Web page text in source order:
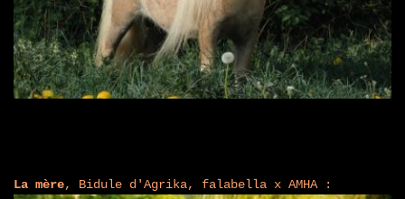
La mère, Bidule d'Agrika, falabella x AMHA :